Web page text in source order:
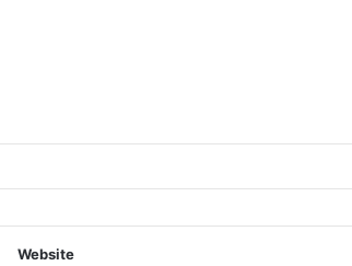
Website